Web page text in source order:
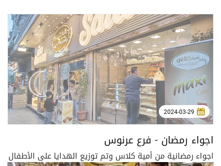
2024-03-29
اجواء رمضان - فرع عرنوس
اجواء رمضانية من أمية كلاس وتم توزيع الهدايا على الأطفال